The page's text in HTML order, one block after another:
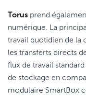
Torus prend
numérique. La
travail quotidien de la
les transferts directs
flux de travail
de stockage en
modulaire SmartBox